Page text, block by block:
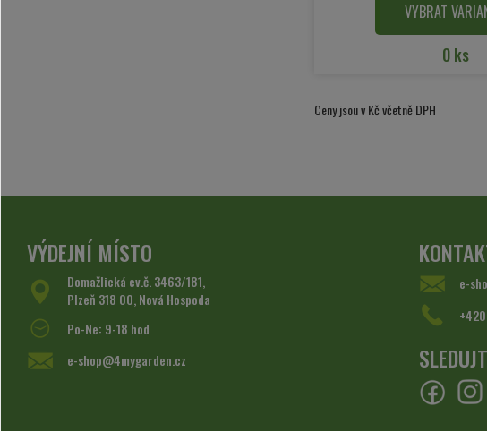
VYBRAT
0 ks
Ceny jsou v Kč včetně DPH
VÝDEJNÍ MÍSTO
Domažlická ev.č. 3463/181,
Plzeň 318 00, Nová Hospoda
Po-Ne: 9-18 hod
e-shop@4mygarden.cz
e-